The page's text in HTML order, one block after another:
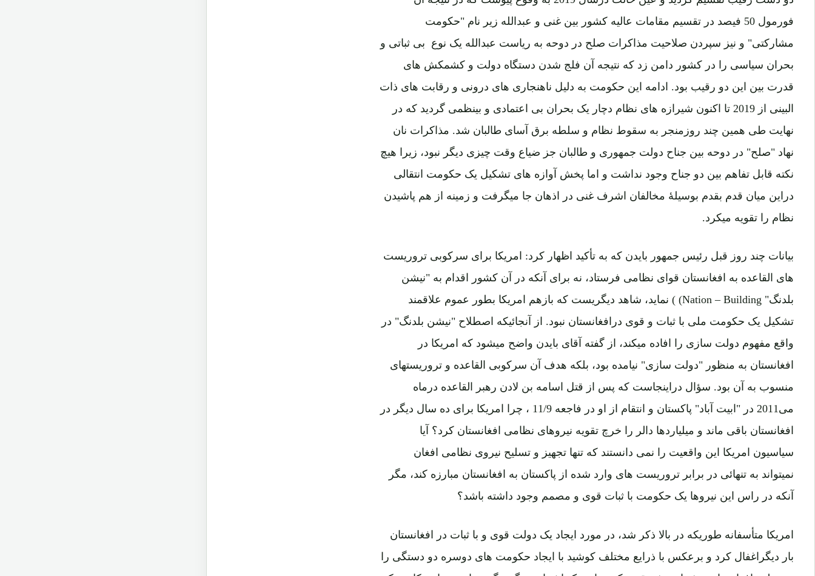
فورمول 50 فیصد در تقسیم مقامات عالیه کشور بین غنی و عبدالله زیر نام "حکومت
مشارکتی" و نیز سپردن صلاحیت مذاکرات صلح در دوحه به ریاست عبدالله یک نوع بی ثباتی و
بحران سیاسی را در کشور دامن زد که نتیجه آن فلج شدن دستگاه دولت و کشمکش های
قدرت بین این دو رقیب بود. ادامه این حکومت به دلیل ناهنجاری های درونی و رقابت های ذات
البینی از 2019 تا اکنون شیرازه های نظام دچار یک بحران بی اعتمادی و بینظمی گردید که در
نهایت طی همین چند روزمنجر به سقوط نظام و سلطه برق آسای طالبان شد. مذاکرات نان
نهاد "صلح" در دوحه بین جناح دولت جمهوری و طالبان جز ضیاع وقت چیزی دیگر نبود، زیرا هیچ
نکته قابل تفاهم بین دو جناح وجود نداشت و اما پخش آوازه های تشکیل یک حکومت انتقالی
دراین میان قدم بقدم بوسیلۀ مخالفان اشرف غنی در اذهان جا میگرفت و زمینه از هم پاشیدن
نظام را تقویه میکرد.
بیانات چند روز قبل رئیس جمهور بایدن که به تأکید اظهار کرد: امریکا برای سرکوبی تروریست
های القاعده به افغانستان قوای نظامی فرستاد، نه برای آنکه در آن کشور اقدام به "نیشن
بلدنگ"
نماید، شاهد دیگریست که بازهم امریکا بطور عموم علاقمند
تشکیل یک حکومت ملی با ثبات و قوی درافغانستان نبود. از آنجائیکه اصطلاح "نیشن بلدنگ" در
واقع مفهوم دولت سازی را افاده میکند، از گفته آقای بایدن واضح میشود که امریکا در
افغانستان به منظور "دولت سازی" نیامده بود، بلکه هدف آن سرکوبی القاعده و تروریستهای
منسوب به آن بود. سؤال دراینجاست که پس از قتل اسامه بن لادن رهبر القاعده درماه
می2011 در "ابیت آباد" پاکستان و انتقام از او در فاجعه 11/9 ، چرا امریکا برای ده سال دیگر در
افغانستان باقی ماند و میلیاردها دالر را خرچ تقویه نیروهای نظامی افغانستان کرد؟ آیا
سیاسیون امریکا این واقعیت را نمی دانستند که تنها تجهیز و تسلیح نیروی نظامی افغان
نمیتواند به تنهائی در برابر تروریست های وارد شده از پاکستان به افغانستان مبارزه کند، مگر
آنکه در راس این نیروها یک حکومت با ثبات قوی و مصمم وجود داشته باشد؟
امریکا متأسفانه طوریکه در بالا ذکر شد، در مورد ایجاد یک دولت قوی و با ثبات در افغانستان
بار دیگراغفال کرد و برعکس با ذرایع مختلف کوشید با ایجاد حکومت های دوسره دو دستگی را
در دولت افغانستان بیش از پیش تقویه کند و این یک اشتباه بزرگ دیگر سیاسیون امریکا بود که